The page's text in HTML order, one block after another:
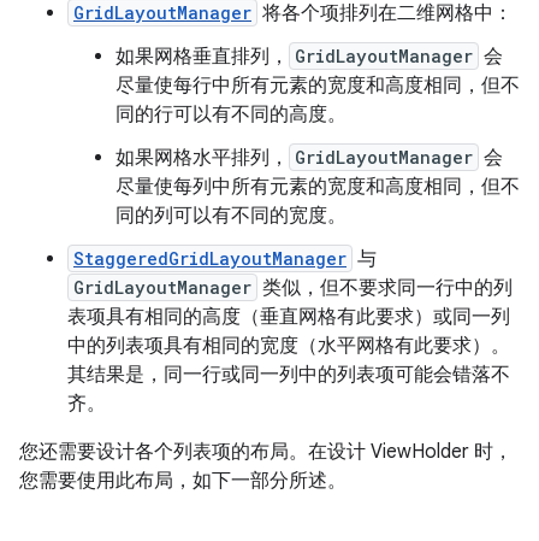
GridLayoutManager 将各个项排列在二维网格中：
如果网格垂直排列，
GridLayoutManager 会
尽量使每行中所有元素的宽度和高度相同，但不
同的行可以有不同的高度。
如果网格水平排列，
GridLayoutManager 会
尽量使每列中所有元素的宽度和高度相同，但不
同的列可以有不同的宽度。
StaggeredGridLayoutManager 与
GridLayoutManager 类似，但不要求同一行中的列
表项具有相同的高度（垂直网格有此要求）或同一列
中的列表项具有相同的宽度（水平网格有此要求）。
其结果是，同一行或同一列中的列表项可能会错落不
齐。
您还需要设计各个列表项的布局。在设计 ViewHolder 时，
您需要使用此布局，如下一部分所述。